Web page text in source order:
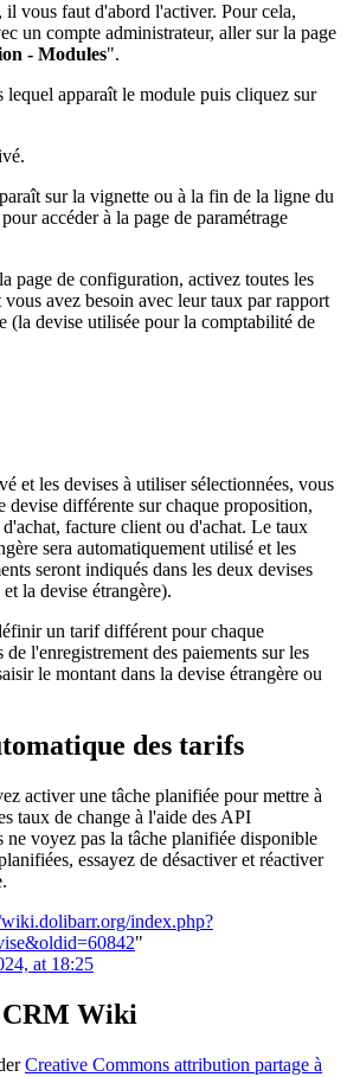
vous faut d'abord l'activer. Pour cela,
un compte administrateur, aller sur la page
- Modules".
lequel apparaît le module puis cliquez sur
sur la vignette ou à la fin de la ligne du
accéder à la page de paramétrage
page de configuration, activez toutes les
avez besoin avec leur taux par rapport
(la devise utilisée pour la comptabilité de
et les devises à utiliser sélectionnées, vous
devise différente sur chaque proposition,
facture client ou d'achat. Le taux
sera automatiquement utilisé et les
seront indiqués dans les deux devises
la devise étrangère).
un tarif différent pour chaque
l'enregistrement des paiements sur les
le montant dans la devise étrangère ou
des tarifs
activer une tâche planifiée pour mettre à
taux de change à l'aide des API
voyez pas la tâche planifiée disponible
essayez de désactiver et réactiver
index.php?
"
at 18:25
Wiki
Creative Commons attribution partage à